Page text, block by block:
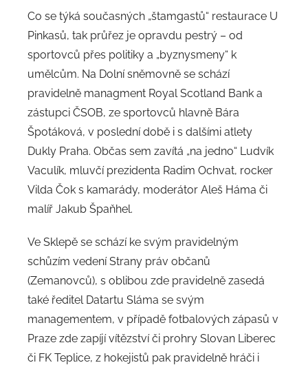
Co se týká současných „štamgastů“ restaurace U
Pinkasů, tak průřez je opravdu pestrý – od
sportovců přes politiky a „byznysmeny“ k
umělcům. Na Dolní sněmovně se schází
pravidelně managment Royal Scotland Bank a
zástupci ČSOB, ze sportovců hlavně Bára
Špotáková, v poslední době i s dalšími atlety
Dukly Praha. Občas sem zavítá „na jedno“ Ludvík
Vaculík, mluvčí prezidenta Radim Ochvat, rocker
Vilda Čok s kamarády, moderátor Aleš Háma či
malíř Jakub Špaňhel.
Ve Sklepě se schází ke svým pravidelným
schůzím vedení Strany práv občanů
(Zemanovců), s oblibou zde pravidelně zasedá
také ředitel Datartu Sláma se svým
managementem, v případě fotbalových zápasů v
Praze zde zapíjí vítězství či prohry Slovan Liberec
či FK Teplice, z hokejistů pak pravidelně hráči i